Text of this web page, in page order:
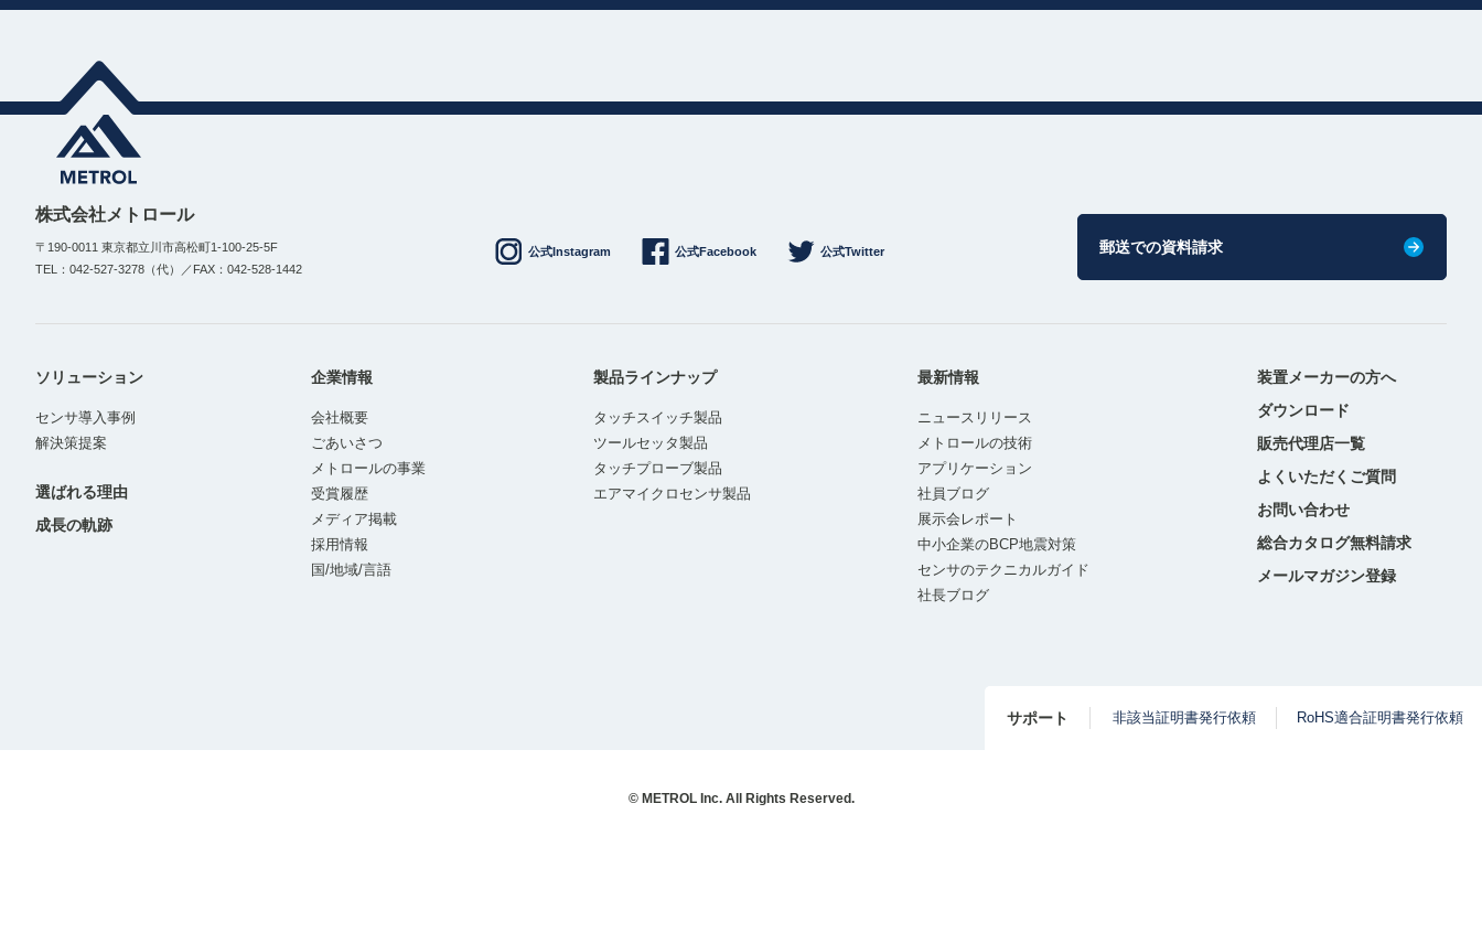
株式会社メトロール
〒190-0011 東京都立川市高松町1-100-25-5F
TEL：042-527-3278（代）／FAX：042-528-1442
公式Instagram 公式Facebook 公式Twitter 郵送での資料請求
ソリューション
センサ導入事例
解決策提案
選ばれる理由
成長の軌跡
企業情報
会社概要
ごあいさつ
メトロールの事業
受賞履歴
メディア掲載
採用情報
国/地域/言語
製品ラインナップ
タッチスイッチ製品
ツールセッタ製品
タッチプローブ製品
エアマイクロセンサ製品
最新情報
ニュースリリース
メトロールの技術
アプリケーション
社員ブログ
展示会レポート
中小企業のBCP地震対策
センサのテクニカルガイド
社長ブログ
装置メーカーの方へ
ダウンロード
販売代理店一覧
よくいただくご質問
お問い合わせ
総合カタログ無料請求
メールマガジン登録
サポート 非該当証明書発行依頼 RoHS適合証明書発行依頼
© METROL Inc. All Rights Reserved.